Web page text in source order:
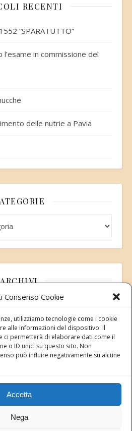
Consenso Cookie
utilizziamo tecnologie come i cookie
alle informazioni del dispositivo. Il
ci permetterà di elaborare dati come il
o ID unici su questo sito. Non
può influire negativamente su alcune
Accetta
Nega
RECENTI
“SPARATUTTO”
l’esame in commissione del
delle nutrie a Pavia
ARCHIVI